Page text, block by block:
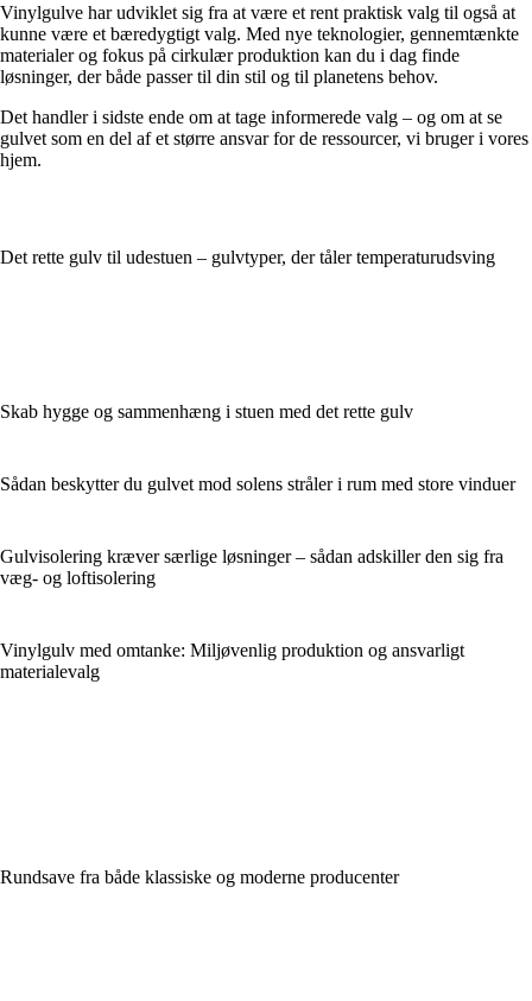
Vinylgulve har udviklet sig fra at være et rent praktisk valg til også at
kunne være et bæredygtigt valg. Med nye teknologier, gennemtænkte
materialer og fokus på cirkulær produktion kan du i dag finde
løsninger, der både passer til din stil og til planetens behov.
Det handler i sidste ende om at tage informerede valg – og om at se
gulvet som en del af et større ansvar for de ressourcer, vi bruger i vores
hjem.
Det rette gulv til udestuen – gulvtyper, der tåler temperaturudsving
Skab hygge og sammenhæng i stuen med det rette gulv
Sådan beskytter du gulvet mod solens stråler i rum med store vinduer
Gulvisolering kræver særlige løsninger – sådan adskiller den sig fra
væg- og loftisolering
Vinylgulv med omtanke: Miljøvenlig produktion og ansvarligt
materialevalg
Rundsave fra både klassiske og moderne producenter